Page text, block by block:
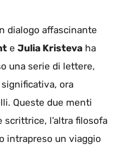
dialogo affascinante
e Julia Kristeva ha
una serie di lettere,
significativa, ora
Queste due menti
l’altra filosofa
intrapreso un viaggio